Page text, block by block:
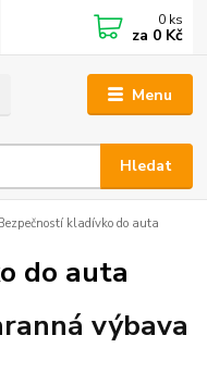
Menu
Hledat
0 ks
za 0 Kč
kladívko do auta
do auta
výbava